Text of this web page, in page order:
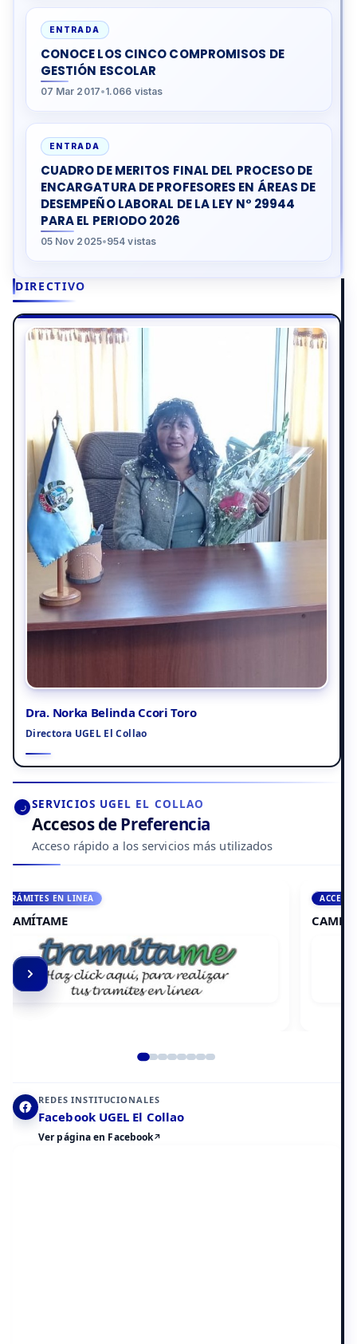
DIRECTIVO
Dra. Norka Belinda Ccori Toro
Directora UGEL El Collao
SERVICIOS UGEL EL COLLAO
Accesos de Preferencia
Acceso rápido a los servicios más utilizados
ACCEDE A AULA VIRTUAL
CAMPUS VIRTUAL
REDES INSTITUCIONALES
Facebook UGEL El Collao
Ver página en Facebook
ENTRADA
CONOCE LOS CINCO COMPROMISOS DE
GESTIÓN ESCOLAR
07 Mar 2017•1.066 vistas
ENTRADA
CUADRO DE MERITOS FINAL DEL PROCESO DE
ENCARGATURA DE PROFESORES EN ÁREAS DE
DESEMPEÑO LABORAL DE LA LEY N° 29944
PARA EL PERIODO 2026
05 Nov 2025•954 vistas